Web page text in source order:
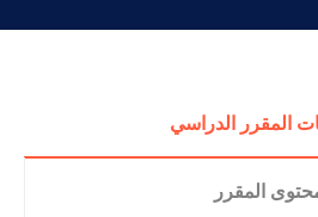
المقرر الدراسي
المقرر